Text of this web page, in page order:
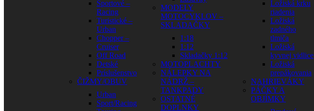
Športové –
Racing
Turistické –
Urban
Chopper –
Cruiser
Off Road
Detské
Príslušenstvo
ČIŽMY/OBUV
Urban
Sport/Racing
MODELY
MOTOCYKLOV –
SKLADAČKY
1:18
1:12
Skladačky 1:12
MOTOPLACHTY
NÁLEPKY NA
NÁDRŽ –
TANKPADY
OSTATNÉ
DOPLNKY
Ložiská krku
riadenia
Ložiská
zadného
tlmiča
Ložiská
kyvnej vidlice
Ložiská
prepákovania
NAHRIEVÁKY
PÁČKY A
OBJÍMKY